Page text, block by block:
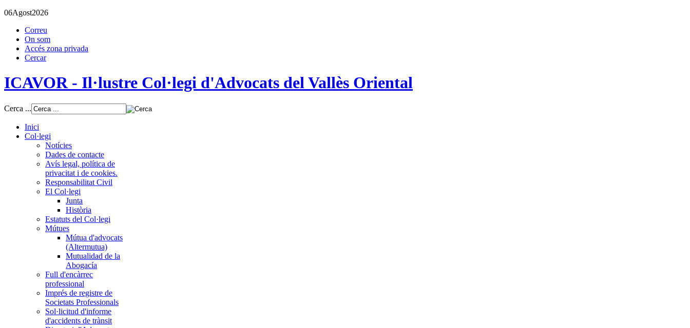
06Agost2026
Correu
On som
Accés zona privada
Cercar
ICAVOR - Il·lustre Col·legi d'Advocats del Vallès Oriental
Cerca ...
Inici
Col·legi
Notícies
Dades de contacte
Avís legal, política de
privacitat i de cookies.
Responsabilitat Civil
El Col·legi
Junta
Història
Estatuts del Col·legi
Mútues
Mútua d'advocats
(Altermutua)
Mutualidad de la
Abogacía
Full d'encàrrec
professional
Imprés de registre de
Societats Professionals
Sol·licitud d'informe
d'accidents de trànsit